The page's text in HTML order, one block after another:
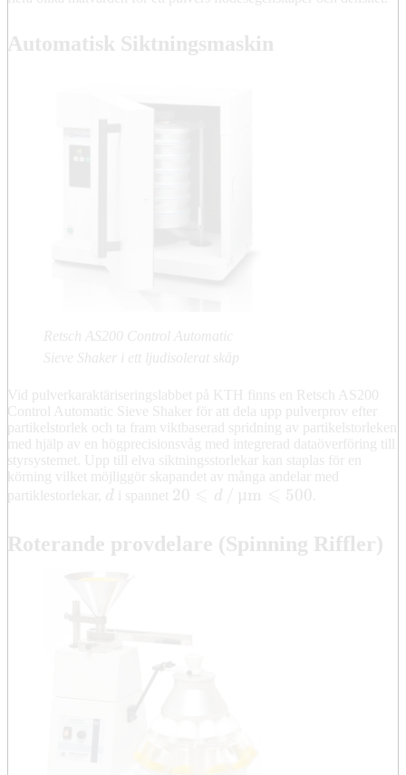
Automatisk Siktningsmaskin
Retsch AS200 Control Automatic
Sieve Shaker i ett ljudisolerat skåp
Vid pulverkaraktäriseringslabbet på KTH finns en Retsch AS200
Control Automatic Sieve Shaker för att dela upp pulverprov efter
partikelstorlek och ta fram viktbaserad spridning av partikelstorleken
med hjälp av en högprecisionsvåg med integrerad dataöverföring till
styrsystemet. Upp till elva siktningsstorlekar kan staplas för en
körning vilket möjliggör skapandet av många andelar med
partiklestorlekar, d
d i spannet 20\leqslant{}d\,/
20 ⩽ d µm ⩽ 500
Roterande provdelare (Spinning Riffler)